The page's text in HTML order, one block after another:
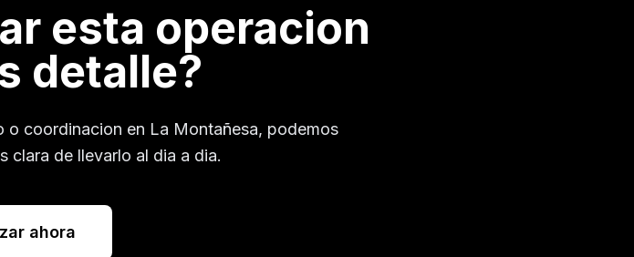
esta operacion
detalle?
o coordinacion en La Montañesa, podemos
clara de llevarlo al dia a dia.
ahora